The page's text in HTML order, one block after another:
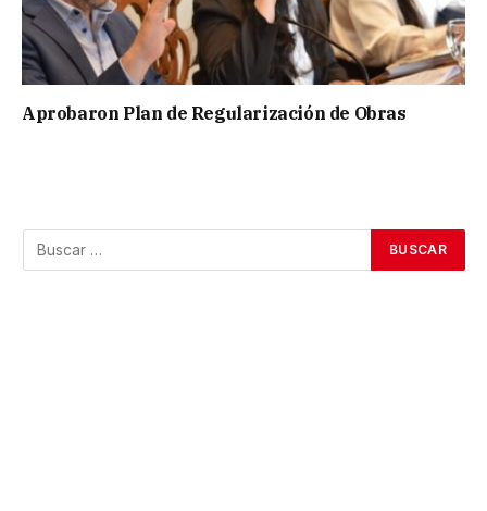
Aprobaron Plan de Regularización de Obras